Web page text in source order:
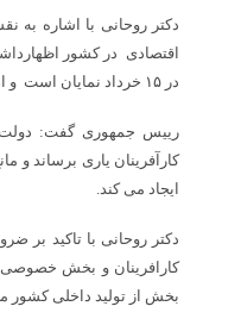
دکتر روحانی با اشاره به
اقتصادی در کشور
در ۱۵ خرداد نمایان است و امروز هم این نهادها می توانند در حوزه اقتصادی بسیار اثر گذار باشند.
رییس جمهوری گفت: دولت
کارآفرینان یاری برساند و
ایجاد می کند.
دکتر روحانی با تاکید بر
کارافرینان و بخش
بخش از تولید داخلی کشور